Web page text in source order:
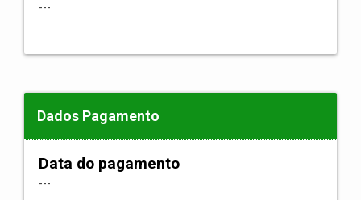
---
Dados Pagamento
Data do pagamento
---